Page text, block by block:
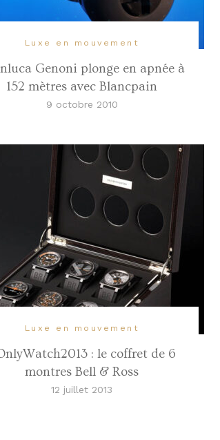
Luxe en mouvement
Genoni plonge en apnée à
152 mètres avec Blancpain
9 octobre 2010
Luxe en mouvement
: le coffret de 6
montres Bell & Ross
12 juillet 2013